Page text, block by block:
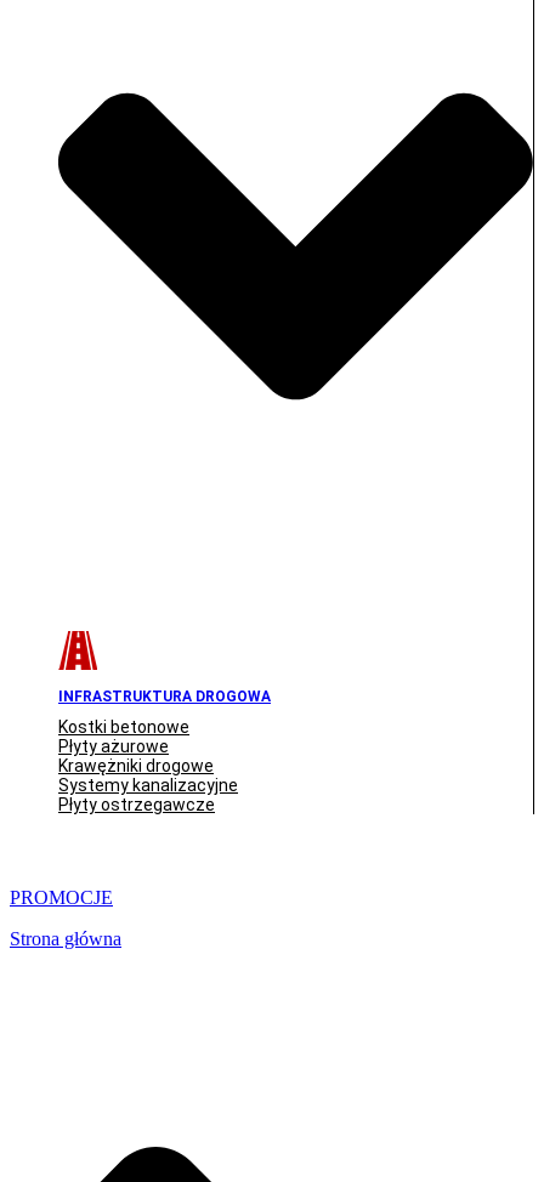
INFRASTRUKTURA DROGOWA
Kostki betonowe
Płyty ażurowe
Krawężniki drogowe
Systemy kanalizacyjne
Płyty ostrzegawcze
PROMOCJE
Strona główna